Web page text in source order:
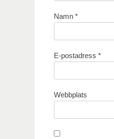
Namn *
E-postadress *
Webbplats